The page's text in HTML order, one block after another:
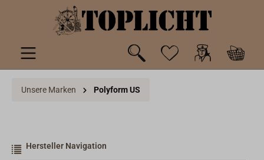
springen
Unsere Marken Polyform US
Hersteller Navigation